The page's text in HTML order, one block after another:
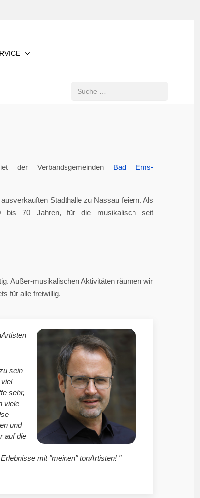
Suchen
der Verbandsgemeinden Bad Ems-
Stadthalle zu Nassau feiern. Als
bis 70 Jahren, für die musikalisch seit
Außer-musikalischen Aktivitäten räumen wir
für alle freiwillig.
sein
sehr,
viele
und
auf die
mit "meinen" tonArtisten! "